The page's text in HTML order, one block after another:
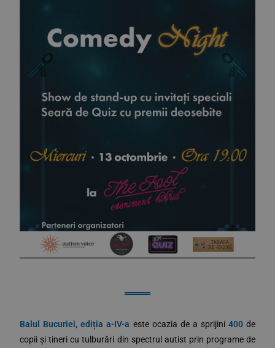
Balul Bucuriei, ediția a-IV-a este ocazia de a sprijini 400 de
copii și tineri cu tulburări din spectrul autist prin programe de